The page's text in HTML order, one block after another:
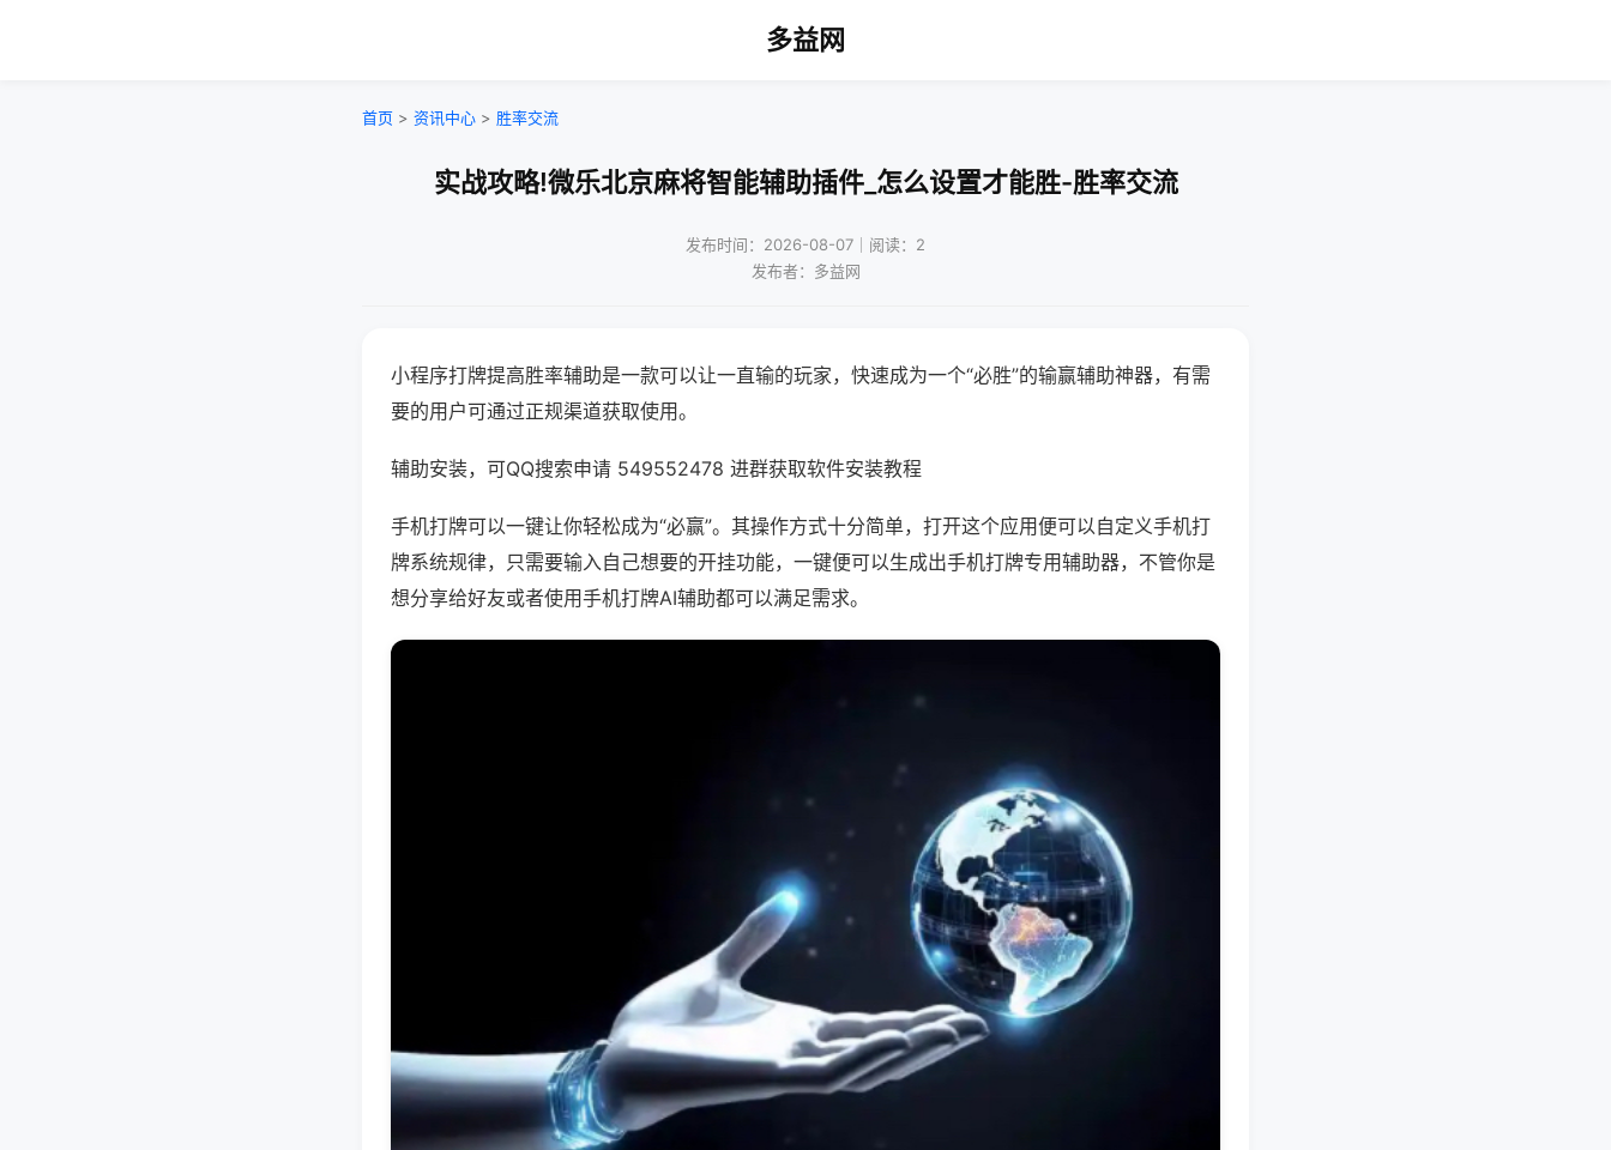
多益网
首页 > 资讯中心 > 胜率交流
实战攻略!微乐北京麻将智能辅助插件_怎么设置才能胜-胜率交流
发布时间：2026-08-07｜阅读：2
发布者：多益网
小程序打牌提高胜率辅助是一款可以让一直输的玩家，快速成为一个“必胜”的输赢辅助神器，有需
要的用户可通过正规渠道获取使用。
辅助安装，可QQ搜索申请 549552478 进群获取软件安装教程
手机打牌可以一键让你轻松成为“必赢”。其操作方式十分简单，打开这个应用便可以自定义手机打
牌系统规律，只需要输入自己想要的开挂功能，一键便可以生成出手机打牌专用辅助器，不管你是
想分享给好友或者使用手机打牌AI辅助都可以满足需求。